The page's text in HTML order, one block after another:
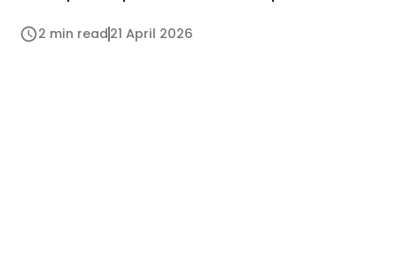
2 min read 21 April 2026